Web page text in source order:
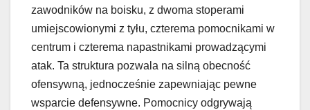
zawodników na boisku, z dwoma stoperami
umiejscowionymi z tyłu, czterema pomocnikami w
centrum i czterema napastnikami prowadzącymi
atak. Ta struktura pozwala na silną obecność
ofensywną, jednocześnie zapewniając pewne
wsparcie defensywne. Pomocnicy odgrywają